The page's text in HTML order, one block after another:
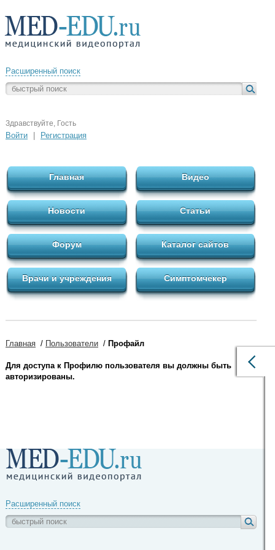
Расширенный поиск
Здравствуйте, Гость
Войти Регистрация
Главная Видео
Новости Статьи
Форум Каталог сайтов
Врачи и учреждения Симптомчекер
Главная / Пользователи / Профайл
Для доступа к Профилю пользователя вы должны быть
авторизированы.
Расширенный поиск